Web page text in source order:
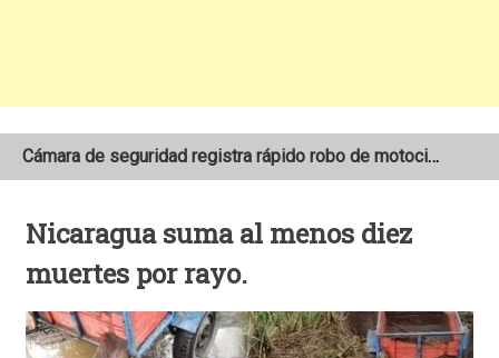
Cámara de seguridad registra rápido robo de motocicleta en el barrio Santo Domingo de Estelí
Nicaragua suma al menos diez
muertes por rayo.